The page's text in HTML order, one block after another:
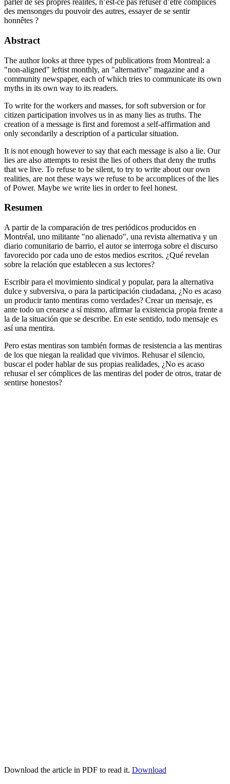
parler de ses propres réalités, n’est-ce pas refuser d’être complices
des mensonges du pouvoir des autres, essayer de se sentir
honnêtes ?
Abstract
The author looks at three types of publications from Montreal: a
"non-aligned" leftist monthly, an "alternative" magazine and a
community newspaper, each of which tries to communicate its own
myths in its own way to its readers.
To write for the workers and masses, for soft subversion or for
citizen participation involves us in as many lies as truths. The
creation of a message is first and foremost a self-affirmation and
only secondarily a description of a particular situation.
It is not enough however to say that each message is also a lie. Our
lies are also attempts to resist the lies of others that deny the truths
that we live. To refuse to be silent, to try to write about our own
realities, are not these ways we refuse to be accomplices of the lies
of Power. Maybe we write lies in order to feel honest.
Resumen
A partir de la comparación de tres periódicos producidos en
Montréal, uno militante "no alienado", una revista alternativa y un
diario comunitario de barrio, el autor se interroga sobre el discurso
favorecido por cada uno de estos medios escritos. ¿Qué revelan
sobre la relación que establecen a sus lectores?
Escribir para el movimiento sindical y popular, para la alternativa
dulce y subversiva, o para la participación ciudadana, ¿No es acaso
un producir tanto mentiras como verdades? Crear un mensaje, es
ante todo un crearse a sí mismo, afirmar la existencia propia frente a
la de la situación que se describe. En este sentido, todo mensaje es
así una mentira.
Pero estas mentiras son también formas de resistencia a las mentiras
de los que niegan la realidad que vivimos. Rehusar el silencio,
buscar el poder hablar de sus propias realidades, ¿No es acaso
rehusar el ser cómplices de las mentiras del poder de otros, tratar de
sentirse honestos?
Download the article in PDF to read it. Download